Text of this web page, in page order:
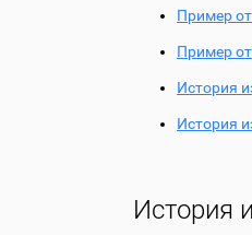
Пример
Пример
История
История
История